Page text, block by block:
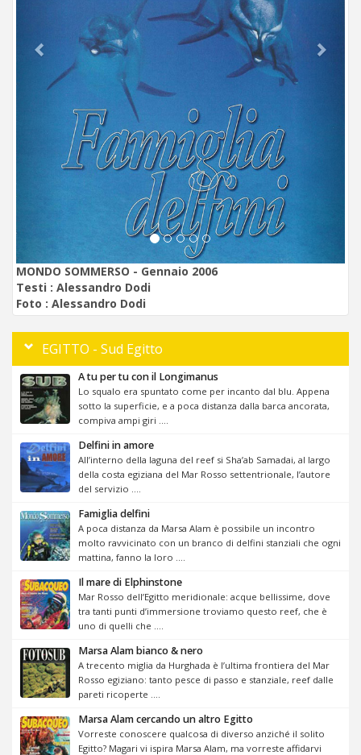
MONDO SOMMERSO - Gennaio 2006
Testi : Alessandro Dodi
Foto : Alessandro Dodi
EGITTO - Sud Egitto
A tu per tu con il Longimanus
Lo squalo era spuntato come per incanto dal blu. Appena
sotto la superficie, e a poca distanza dalla barca ancorata,
compiva ampi giri ....
Delfini in amore
All’interno della laguna del reef si Sha’ab Samadai, al largo
della costa egiziana del Mar Rosso settentrionale, l’autore
del servizio ....
Famiglia delfini
A poca distanza da Marsa Alam è possibile un incontro
molto ravvicinato con un branco di delfini stanziali che ogni
mattina, fanno la loro ....
Il mare di Elphinstone
Mar Rosso dell’Egitto meridionale: acque bellissime, dove
tra tanti punti d’immersione troviamo questo reef, che è
uno di quelli che ....
Marsa Alam bianco & nero
A trecento miglia da Hurghada è l’ultima frontiera del Mar
Rosso egiziano: tanto pesce di passo e stanziale, reef dalle
pareti ricoperte ....
Marsa Alam cercando un altro Egitto
Vorreste conoscere qualcosa di diverso anziché il solito
Egitto? Magari vi ispira Marsa Alam, ma vorreste affidarvi